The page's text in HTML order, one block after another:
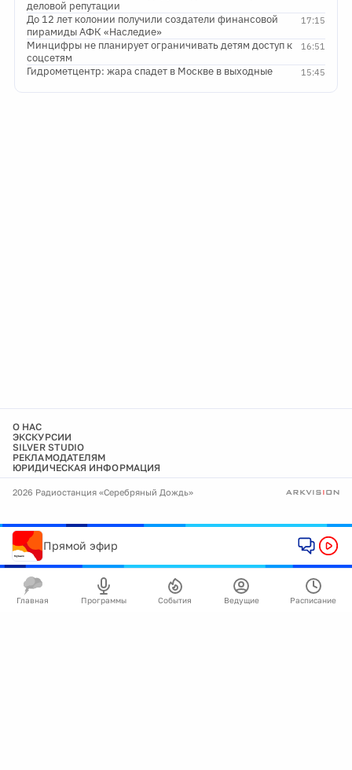
деловой репутации
17:15
До 12 лет колонии получили создатели финансовой
пирамиды АФК «Наследие»
16:51
Минцифры не планирует ограничивать детям доступ к
соцсетям
15:45
Гидрометцентр: жара спадет в Москве в выходные
О НАС
ЭКСКУРСИИ
SILVER STUDIO
РЕКЛАМОДАТЕЛЯМ
ЮРИДИЧЕСКАЯ ИНФОРМАЦИЯ
2026 Радиостанция «Серебряный Дождь»
Прямой эфир
Главная Программы События Ведущие Расписание